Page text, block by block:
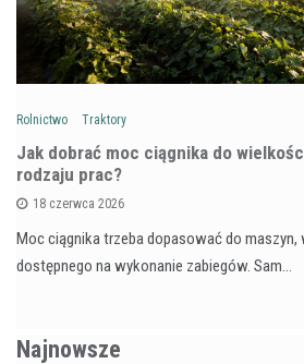
Rolnictwo Traktory
Jak dobrać moc ciągnika do
rodzaju prac?
18 czerwca 2026
Moc ciągnika trzeba dopasować do maszyn,
dostępnego na wykonanie zabiegów. Sam…
Najnowsze